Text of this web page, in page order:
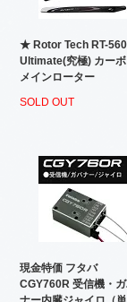
★ Rotor Tech RT-
Ultimate(究極) カー
メインローター
SOLD OUT
現金特価 フタバ
CGY760R 受信機・